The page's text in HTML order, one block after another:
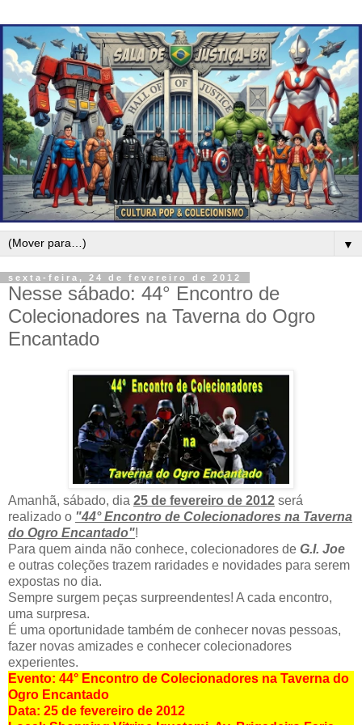
▼
sexta-feira, 24 de fevereiro de 2012
Nesse sábado: 44° Encontro de
Colecionadores na Taverna do Ogro
Encantado
Amanhã, sábado, dia 25 de fevereiro de 2012 será
realizado o "44° Encontro de Colecionadores na Taverna
do Ogro Encantado"!
Para quem ainda não conhece, colecionadores de G.I. Joe
e outras coleções trazem raridades e novidades para serem
expostas no dia.
Sempre surgem peças surpreendentes! A cada encontro,
uma surpresa.
É uma oportunidade também de conhecer novas pessoas,
fazer novas amizades e conhecer colecionadores
experientes.
Evento: 44° Encontro de Colecionadores na Taverna do
Ogro Encantado
Data: 25 de fevereiro de 2012